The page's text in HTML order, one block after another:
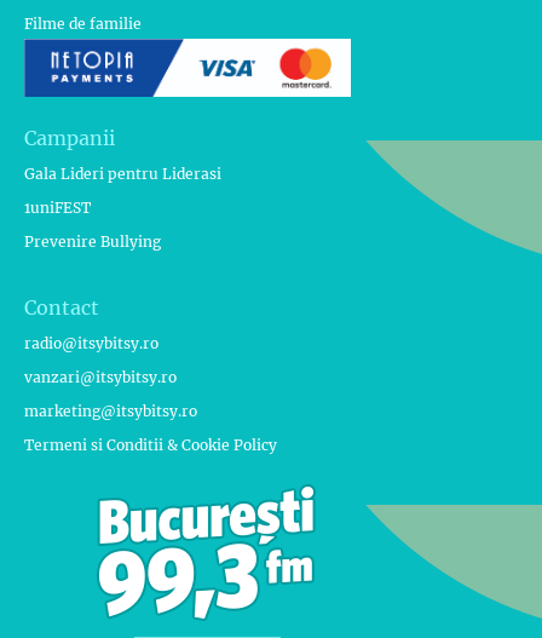
Filme de familie
Campanii
Gala Lideri pentru Liderasi
1uniFEST
Prevenire Bullying
Contact
radio@itsybitsy.ro
vanzari@itsybitsy.ro
marketing@itsybitsy.ro
Termeni si Conditii & Cookie Policy